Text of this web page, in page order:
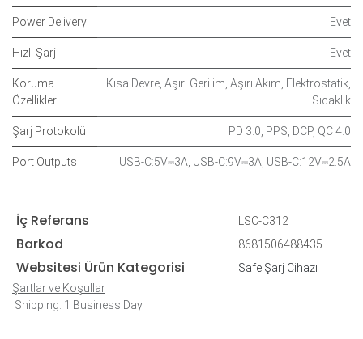
Power Delivery Evet
Hızlı Şarj Evet
Koruma
Özellikleri
Kısa Devre Aşırı Gerilim Aşırı Akım Elektrostatik
Sıcaklık
Şarj Protokolü PD 3.0 PPS DCP, QC 4.0
Port Outputs USB-C:5V⎓3A USB-C:9V⎓3A USB-C:12V⎓2.5A
İç Referans LSC-C312
Barkod 8681506488435
Websitesi Ürün Kategorisi
Safe Şarj Cihazı
Şartlar ve Koşullar
Shipping: 1 Business Day